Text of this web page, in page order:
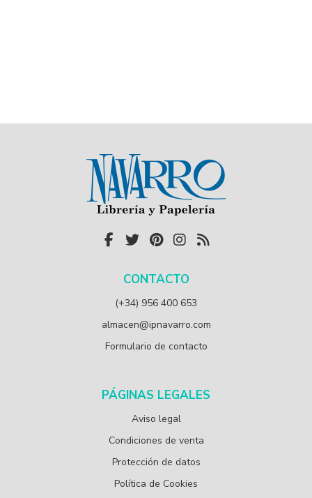
CONTACTO
(+34) 956 400 653
almacen@ipnavarro.com
Formulario de contacto
PÁGINAS LEGALES
Aviso legal
Condiciones de venta
Protección de datos
Política de Cookies